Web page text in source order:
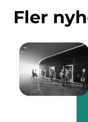
Fler